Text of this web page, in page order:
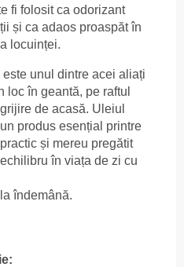
fi folosit ca odorizant
și ca adaos proaspăt în
locuinței.
unul dintre acei aliați
loc în geantă, pe raftul
de acasă. Uleiul
produs esențial printre
și mereu pregătit
în viața de zi cu
îndemână.